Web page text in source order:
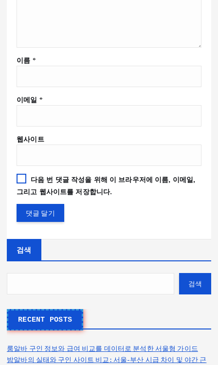
이름 *
이메일 *
웹사이트
다음 번 댓글 작성을 위해 이 브라우저에 이름, 이메일,
그리고 웹사이트를 저장합니다.
검색
검색
RECENT POSTS
룸알바 구인 정보와 급여 비교를 데이터로 분석한 서울형 가이드
밤알바의 실태와 구인 사이트 비교: 서울-부산 시급 차이 및 야간 근